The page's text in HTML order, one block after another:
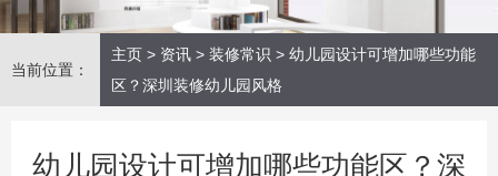
当前位置：
主页 > 资讯 > 装修常识 > 幼儿园设计可增加哪些功能
区？深圳装修幼儿园风格
幼儿园设计可增加哪些功能区？深